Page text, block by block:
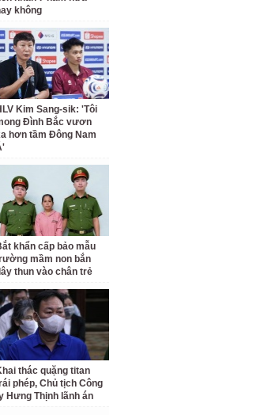
không
Kim Sang-sik: 'Tôi
Đình Bắc vươn
hơn tầm Đông Nam
khẩn cấp bảo mẫu
mầm non bắn
thun vào chân trẻ
thác quặng titan
phép, Chủ tịch Công
Hưng Thịnh lãnh án